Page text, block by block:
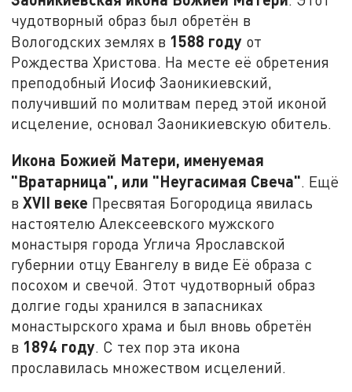
чудотворный образ был обретён в
Вологодских землях в 1588 году от
Рождества Христова. На месте её обретения
преподобный Иосиф Заоникиевский,
получивший по молитвам перед этой иконой
исцеление, основал Заоникиевскую обитель.
Икона Божией Матери, именуемая
"Вратарница", или "Неугасимая Свеча". Ещё
вXVII веке Пресвятая Богородица явилась
настоятелю Алексеевского мужского
монастыря города Углича Ярославской
губернии отцу Евангелу в виде Её образа с
посохом и свечой. Этот чудотворный образ
долгие годы хранился в запасниках
монастырского храма и был вновь обретён
в 1894 году. С тех пор эта икона
прославилась множеством исцелений.